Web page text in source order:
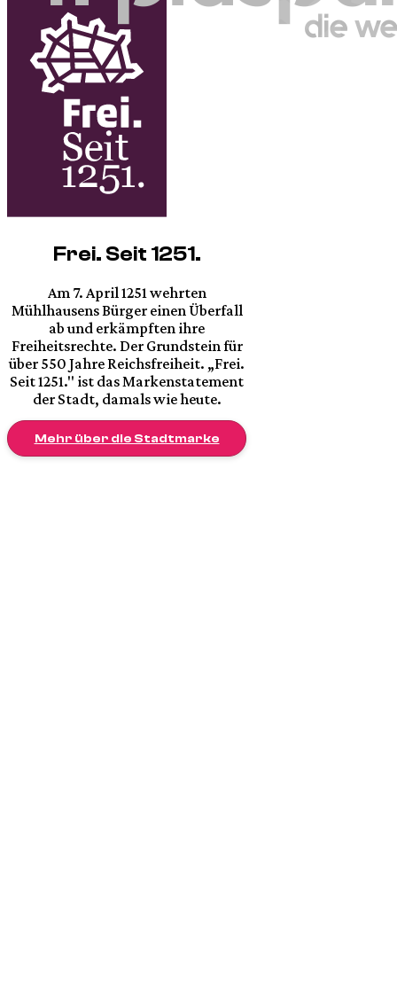
Frei. Seit 1251.
Am 7. April 1251 wehrten
Mühlhausens Bürger einen Überfall
ab und erkämpften ihre
Freiheitsrechte. Der Grundstein für
über 550 Jahre Reichsfreiheit. „Frei.
Seit 1251." ist das Markenstatement
der Stadt, damals wie heute.
Mehr über die Stadtmarke